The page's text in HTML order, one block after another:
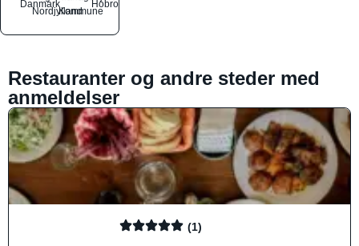
Danmark
Nordjylland
Kommune
Hobro
Restauranter og andre steder med
anmeldelser
(1)